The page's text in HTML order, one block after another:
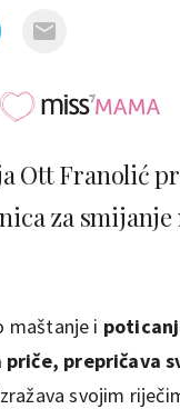
Ott Franolić
za smijanje
maštanje i
priče, prepričava
svojim